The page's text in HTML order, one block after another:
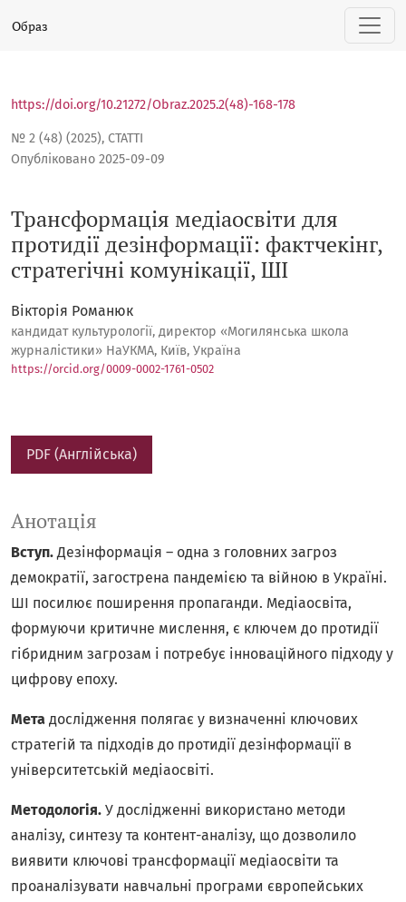
Трансформація медіаосвіти для протидії дезінформації:
Образ
№ 2 (48) (2025), СТАТТІ
Трансформація медіаосвіти для
протидії дезінформації: фактчекінг,
стратегічні комунікації, ШІ
https://doi.org/10.21272/Obraz.2025.2(48)-168-178
Опубліковано 2025-09-09
Вікторія Романюк
кандидат культурології, директор «Могилянська школа
журналістики» НаУКМА, Київ, Україна
https://orcid.org/0009-0002-1761-0502
PDF (Англійська)
Анотація
Вступ.Дезінформація – одна з головних загроз
демократії, загострена пандемією та війною в Україні.
ШІ посилює поширення пропаганди. Медіаосвіта,
формуючи критичне мислення, є ключем до протидії
гібридним загрозам і потребує інноваційного підходу у
цифрову епоху.
Мета дослідження полягає у визначенні ключових
стратегій та підходів до протидії дезінформації в
університетській медіаосвіті.
Методологія. У дослідженні використано методи
аналізу, синтезу та контент-аналізу, що дозволило
виявити ключові трансформації медіаосвіти та
проаналізувати навчальні програми європейських